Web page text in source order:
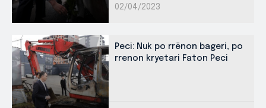
02/04/2023
Peci: Nuk po rrënon bageri, po
rrenon kryetari Faton Peci